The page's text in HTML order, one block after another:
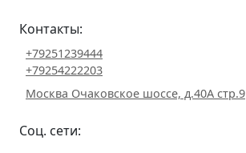
Контакты:
+79251239444
+79254222203
Москва Очаковское шоссе, д.40А стр.9
Соц. сети: